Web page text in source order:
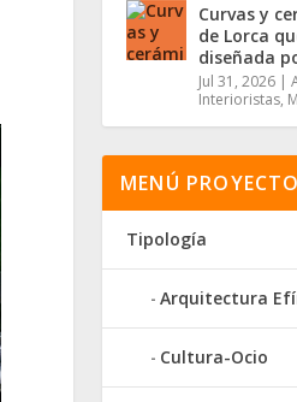
Curvas y
de Lorca
diseñada
Jul 31, 2026 |
Interioristas,
MENÚ
Tipología
Arquitectura
Cultura-Ocio